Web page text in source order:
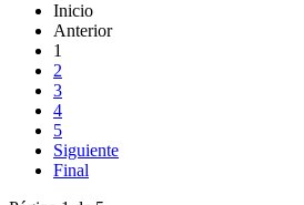
Inicio
Anterior
1
2
3
4
5
Siguiente
Final